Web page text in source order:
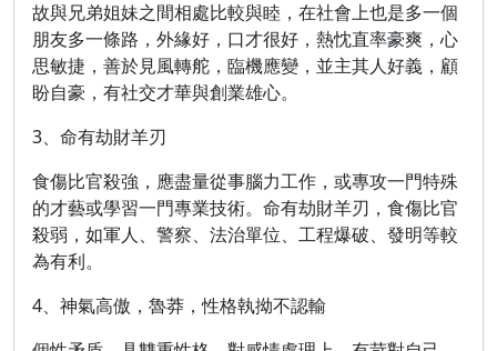
故與兄弟姐妹之間相處比較與睦，在社會上也是多一個
朋友多一條路，外緣好，口才很好，熱忱直率豪爽，心
思敏捷，善於見風轉舵，臨機應變，並主其人好義，顧
盼自豪，有社交才華與創業雄心。
3、命有劫財羊刃
食傷比官殺強，應盡量從事腦力工作，或專攻一門特殊
的才藝或學習一門專業技術。命有劫財羊刃，食傷比官
殺弱，如軍人、警察、法治單位、工程爆破、發明等較
為有利。
4、神氣高傲，魯莽，性格執拗不認輸